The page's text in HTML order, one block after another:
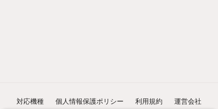
対応機種 個人情報保護ポリシー 利用規約 運営会社